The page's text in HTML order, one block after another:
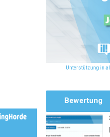
Unterstützung in
Bewertung